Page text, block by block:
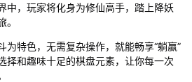
中，玩家将化身为修仙高手，踏上降妖
为特色，无需复杂操作，就能畅享“躺赢”
择和趣味十足的棋盘元素，让你每一次